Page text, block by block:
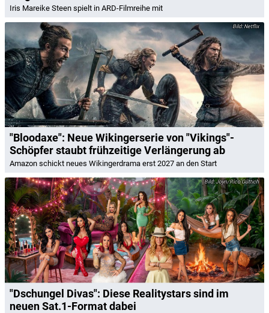
Iris Mareike Steen spielt in ARD-Filmreihe mit
Netflix
"Bloodaxe": Neue Wikingerserie von "Vikings"-
Schöpfer staubt frühzeitige Verlängerung ab
Amazon schickt neues Wikingerdrama erst 2027 an den Start
Joyn/Rico Güttich
"Dschungel Divas": Diese Realitystars sind im
neuen Sat.1-Format dabei